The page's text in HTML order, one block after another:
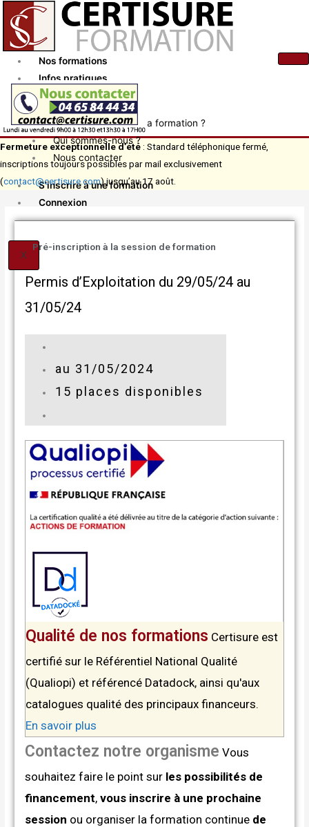
contenu
Nos formations
Infos pratiques
Actualités
Comment financer ma formation ?
Qui sommes-nous ?
Nous contacter
S’inscrire à une formation
Connexion
X
Fermeture exceptionnelle d’été : Standard téléphonique fermé,
inscriptions toujours possibles par mail exclusivement
(contact@certisure.com) jusqu’au 17 août.
Pré-inscription à la session de formation
Permis d’Exploitation du 29/05/24 au
31/05/24
au 31/05/2024
15 places disponibles
Qualité de nos formations Certisure est
certifié sur le Référentiel National Qualité
(Qualiopi) et référencé Datadock, ainsi qu'aux
catalogues qualité des principaux financeurs.
En savoir plus
Contactez notre organisme Vous
souhaitez faire le point sur les possibilités de
financement,vous inscrire à une prochaine
session ou organiser la formation continue de